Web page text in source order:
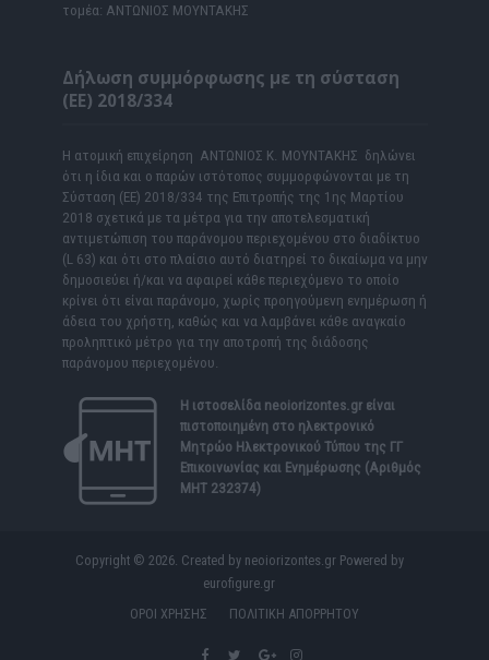
τομέα: ΑΝΤΩΝΙΟΣ ΜΟΥΝΤΑΚΗΣ
Δήλωση συμμόρφωσης με τη σύσταση
(ΕΕ) 2018/334
Η ατομική επιχείρηση ΑΝΤΩΝΙΟΣ Κ. ΜΟΥΝΤΑΚΗΣ δηλώνει
ότι η ίδια και ο παρών ιστότοπος συμμορφώνονται με τη
Σύσταση (ΕΕ) 2018/334 της Επιτροπής της 1ης Μαρτίου
2018 σχετικά με τα μέτρα για την αποτελεσματική
αντιμετώπιση του παράνομου περιεχομένου στο διαδίκτυο
(L 63) και ότι στο πλαίσιο αυτό διατηρεί το δικαίωμα να μην
δημοσιεύει ή/και να αφαιρεί κάθε περιεχόμενο το οποίο
κρίνει ότι είναι παράνομο, χωρίς προηγούμενη ενημέρωση ή
άδεια του χρήστη, καθώς και να λαμβάνει κάθε αναγκαίο
προληπτικό μέτρο για την αποτροπή της διάδοσης
παράνομου περιεχομένου.
Η ιστοσελίδα neoiorizontes.grείναι
πιστοποιημένη στο ηλεκτρονικό
Μητρώο Ηλεκτρονικού Τύπου της ΓΓ
Επικοινωνίας και Ενημέρωσης (Αριθμός
ΜΗΤ 232374)
Copyright © 2026. Created by neoiorizontes.gr Powered by
eurofigure.gr
ΟΡΟΙ ΧΡΗΣΗΣ
ΠΟΛΙΤΙΚΗ ΑΠΟΡΡΗΤΟΥ